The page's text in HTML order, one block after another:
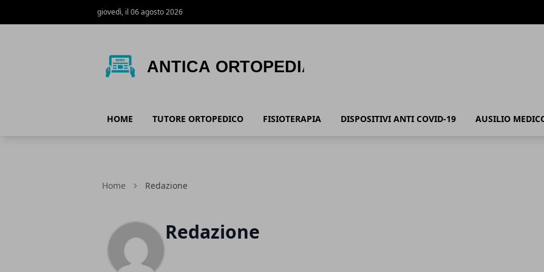
giovedì, il 06 agosto 2026
HOME TUTORE ORTOPEDICO FISIOTERAPIA DISPOSITIVI ANTI COVID-19 AUSILIO
Home Redazione
Redazione